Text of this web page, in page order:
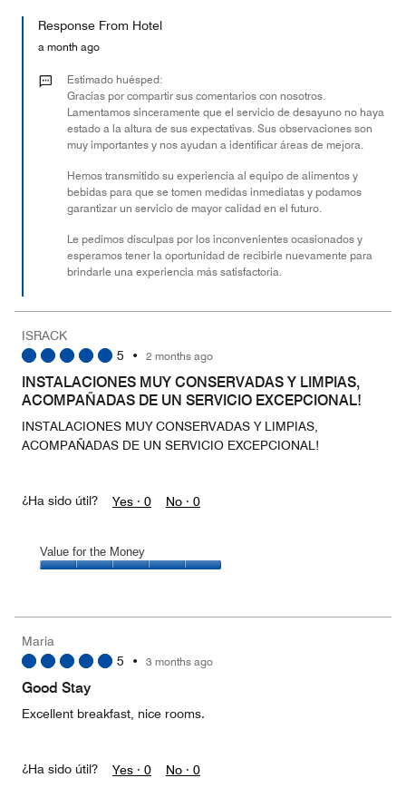
the
Money,
out
Response From Hotel
a month ago
Estimado huésped:
Gracias por compartir sus comentarios con nosotros.
Lamentamos sinceramente que el servicio de desayuno no haya
estado a la altura de sus expectativas. Sus observaciones son
muy importantes y nos ayudan a identificar áreas de mejora.
Hemos transmitido su experiencia al equipo de alimentos y
bebidas para que se tomen medidas inmediatas y podamos
garantizar un servicio de mayor calidad en el futuro.
Le pedimos disculpas por los inconvenientes ocasionados y
esperamos tener la oportunidad de recibirle nuevamente para
brindarle una experiencia más satisfactoria.
ISRACK
5 • 2 months ago
INSTALACIONES MUY CONSERVADAS Y LIMPIAS,
ACOMPAÑADAS DE UN SERVICIO EXCEPCIONAL!
INSTALACIONES MUY CONSERVADAS Y LIMPIAS,
ACOMPAÑADAS DE UN SERVICIO EXCEPCIONAL!
¿Ha sido útil? Yes · 0 No · 0
Value for the Money
5
out
Maria
5 • 3 months ago
Good Stay
Excellent breakfast, nice rooms.
¿Ha sido útil? Yes · 0 No · 0